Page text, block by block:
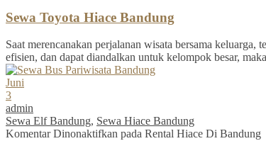
Sewa Toyota Hiace Bandung
Saat merencanakan perjalanan wisata bersama
efisien, dan dapat diandalkan untuk kelompok besar,
Juni
3
admin
Sewa Elf Bandung, Sewa Hiace Bandung
Komentar Dinonaktifkan pada Rental Hiace Di Bandung